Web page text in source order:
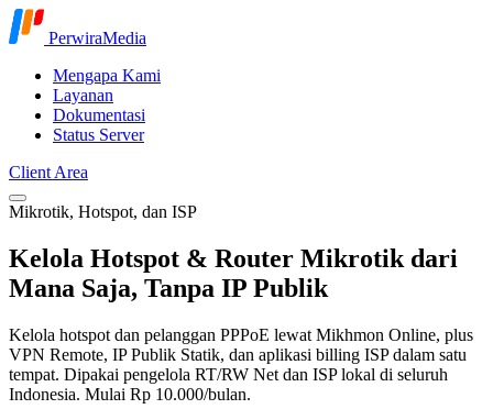
Lompat ke konten
PerwiraMedia
Mengapa Kami
Layanan
Dokumentasi
Status Server
Client Area
Mikrotik, Hotspot, dan ISP
Kelola Hotspot & Router Mikrotik dari
Mana Saja, Tanpa IP Publik
Kelola hotspot dan pelanggan PPPoE lewat Mikhmon Online, plus
VPN Remote, IP Publik Statik, dan aplikasi billing ISP dalam satu
tempat. Dipakai pengelola RT/RW Net dan ISP lokal di seluruh
Indonesia. Mulai Rp 10.000/bulan.